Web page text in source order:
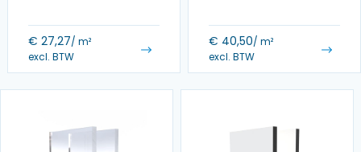
€ 27,27/ m²
excl. BTW
€ 40,50/ m²
excl. BTW